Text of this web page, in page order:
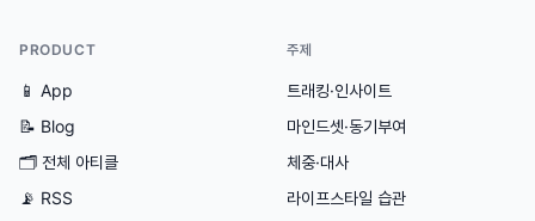
PRODUCT
📱 App
📝 Blog
🗂 전체 아티클
📡 RSS
주제
트래킹·인사이트
마인드셋·동기부여
체중·대사
라이프스타일 습관